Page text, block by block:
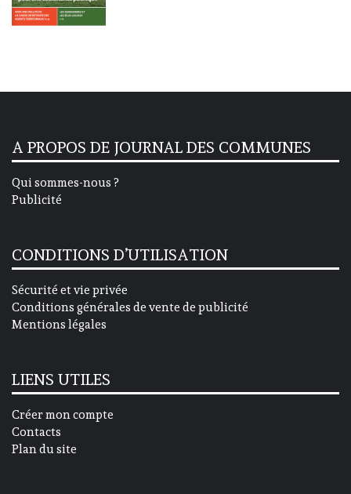
A PROPOS DE JOURNAL DES COMMUNES
Qui sommes-nous ?
Publicité
CONDITIONS D’UTILISATION
Sécurité et vie privée
Conditions générales de vente de publicité
Mentions légales
LIENS UTILES
Créer mon compte
Contacts
Plan du site